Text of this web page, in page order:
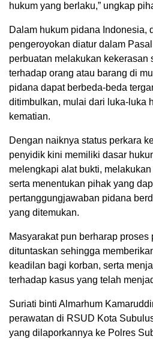
hukum yang berlaku,” ungkap
Dalam hukum pidana Indonesia,
pengeroyokan diatur dalam
perbuatan melakukan kekerasan
terhadap orang atau barang di
pidana dapat berbeda-beda
ditimbulkan, mulai dari luka-luka
kematian.
Dengan naiknya status perkara
penyidik kini memiliki dasar
melengkapi alat bukti,
serta menentukan pihak yang
pertanggungjawaban pidana
yang ditemukan.
Masyarakat pun berharap
dituntaskan sehingga
keadilan bagi korban, serta
terhadap kasus yang telah
Suriati binti Almarhum
perawatan di RSUD Kota
yang dilaporkannya ke Polres